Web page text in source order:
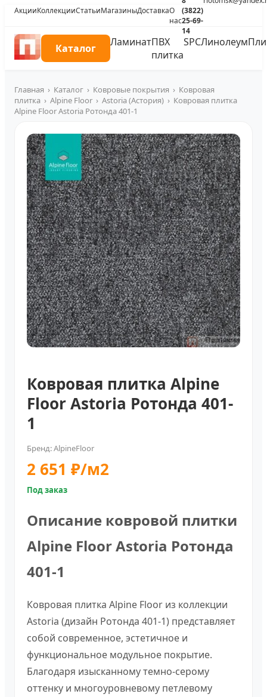
АкцииКоллекцииСтатьиМагазиныДоставкаО
нас
(3822)
25-69-
14
Каталог ЛаминатПВХ
плитка
SPCЛинолеум
Главная › Каталог › Ковровые покрытия › Ковровая
плитка › Alpine Floor › Astoria (Астория) › Ковровая плитка
Alpine Floor Astoria Ротонда 401-1
Ковровая плитка Alpine
Floor Astoria Ротонда 401-
1
Бренд: AlpineFloor
2 651 ₽/м2
Под заказ
Описание ковровой плитки
Alpine Floor Astoria Ротонда
401-1
Ковровая плитка Alpine Floor из коллекции
Astoria (дизайн Ротонда 401-1) представляет
собой современное, эстетичное и
функциональное модульное покрытие.
Благодаря изысканному темно-серому
оттенку и многоуровневому петлевому